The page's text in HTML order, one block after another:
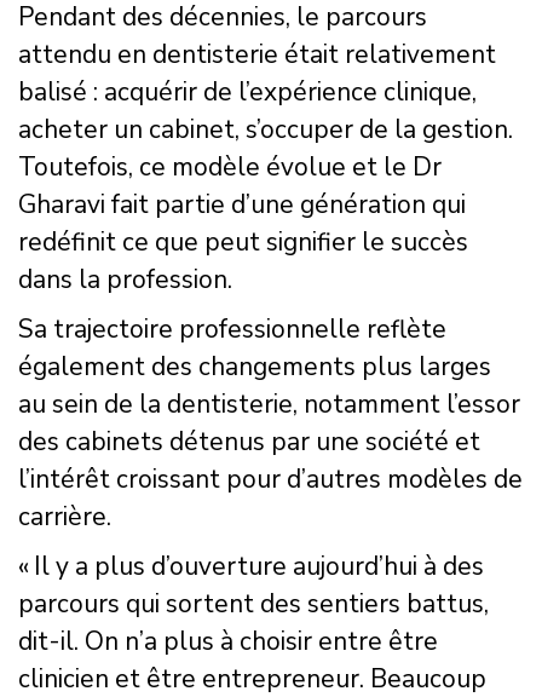
Pendant des décennies, le parcours
attendu en dentisterie était relativement
balisé : acquérir de l’expérience clinique,
acheter un cabinet, s’occuper de la gestion.
Toutefois, ce modèle évolue et le Dr
Gharavi fait partie d’une génération qui
redéfinit ce que peut signifier le succès
dans la profession.
Sa trajectoire professionnelle reflète
également des changements plus larges
au sein de la dentisterie, notamment l’essor
des cabinets détenus par une société et
l’intérêt croissant pour d’autres modèles de
carrière.
« Il y a plus d’ouverture aujourd’hui à des
parcours qui sortent des sentiers battus,
dit-il. On n’a plus à choisir entre être
clinicien et être entrepreneur. Beaucoup